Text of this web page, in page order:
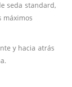
seda standard,
máximos
y hacia atrás